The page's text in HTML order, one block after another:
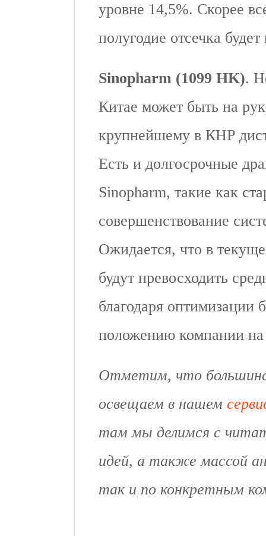
уровне 14,5%. Скорее
полугодие отсечка будет
Sinopharm (1099 HK).
Китае может быть на
крупнейшему в КНР
Есть и долгосрочные
Sinopharm, такие как
совершенствование
Ожидается, что в
будут превосходить
благодаря
положению компании
Отметим, что
освещаем в нашем
там мы делимся с
идей, а также массой
так и по конкретным